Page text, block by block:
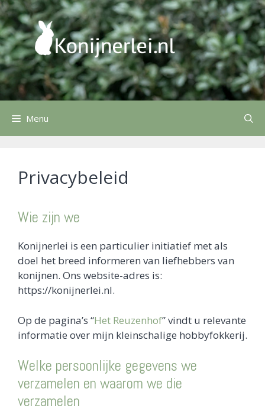
Ga
naar
de
inhoud
Menu
Privacybeleid
Wie zijn we
Konijnerlei is een particulier initiatief met als
doel het breed informeren van liefhebbers van
konijnen. Ons website-adres is:
https://konijnerlei.nl.
Op de pagina’s “Het Reuzenhof” vindt u relevante
informatie over mijn kleinschalige hobbyfokkerij.
Welke persoonlijke gegevens we
verzamelen en waarom we die
verzamelen